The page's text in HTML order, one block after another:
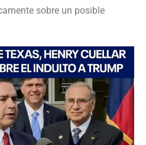
sobre un posible